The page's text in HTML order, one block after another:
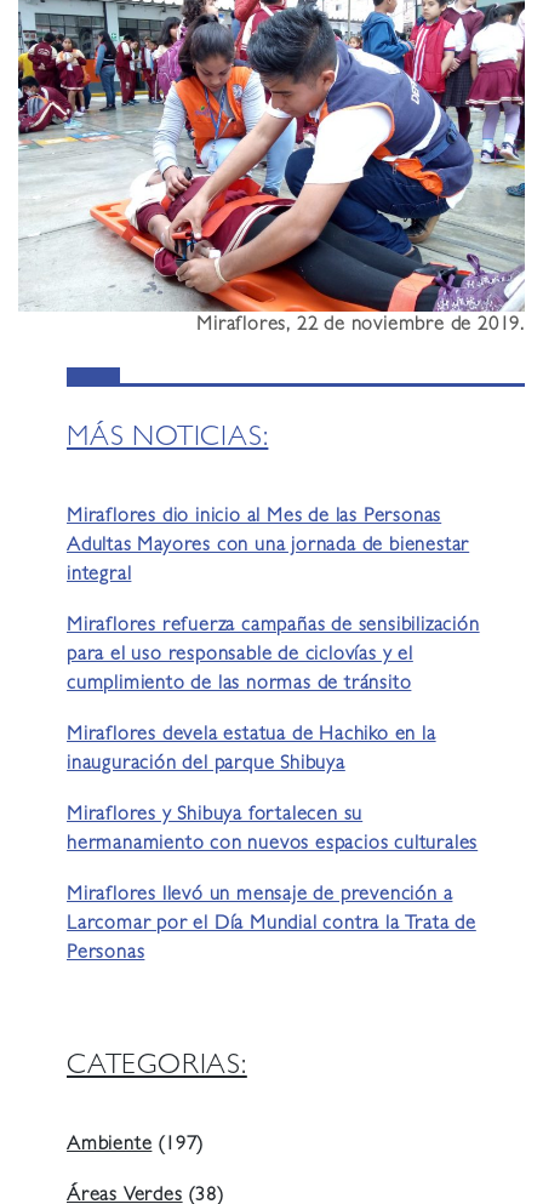
Miraflores, 22 de noviembre de 2019.
MÁS NOTICIAS:
Miraflores dio inicio al Mes de las Personas
Adultas Mayores con una jornada de bienestar
integral
Miraflores refuerza campañas de sensibilización
para el uso responsable de ciclovías y el
cumplimiento de las normas de tránsito
Miraflores devela estatua de Hachiko en la
inauguración del parque Shibuya
Miraflores y Shibuya fortalecen su
hermanamiento con nuevos espacios culturales
Miraflores llevó un mensaje de prevención a
Larcomar por el Día Mundial contra la Trata de
Personas
CATEGORIAS:
Ambiente (197)
Áreas Verdes (38)